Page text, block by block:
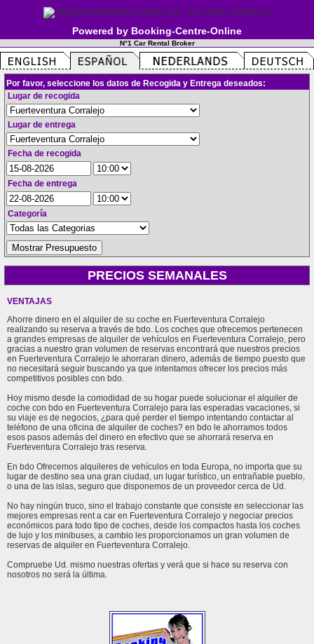
Powered by Booking-Centre-Online
N°1 Car Rental Broker
Por favor, seleccione los datos de Recogida y Entrega deseados:
Lugar de recogida
Lugar de entrega
Fecha de recogida
Fecha de entrega
Categoría
PRECIOS SEMANALES
VENTAJAS
Ahorre dinero en el alquiler de su coche en Fuerteventura Corralejo
realizando su reserva a través de bdo. Los coches que ofrecemos pertenecen
a grandes empresas de alquiler de vehículos en Fuerteventura Corralejo, pero
gracias a nuestro gran volumen de reservas encontrará que nuestros precios
en Fuerteventura Corralejo le ahorraran dinero, además de tiempo puesto que
no necesitará seguir buscando ya que intentamos ofrecer los precios más
competitivos posibles con bdo.
Hoy mismo desde la comodidad de su hogar puede solucionar el alquiler de
coche con bdo en Fuerteventura Corralejo para las esperadas vacaciones, si
su viaje es de negocios, ¿para qué perder el tiempo intentando contactar al
teléfono de una oficina de alquiler de coches? en bdo le ahorramos todos
esos pasos además del dinero en efectivo que se ahorrará reserva en
Fuerteventura Corralejo tras reserva.
En bdo Ofrecemos alquileres de vehículos en toda Europa, no importa que su
lugar de destino sea una gran ciudad, un lugar turístico, un entrañable pueblo,
o una de las islas, seguro que disponemos de un proveedor cerca de Ud.
No hay ningún truco, sino el trabajo constante que consiste en seleccionar las
mejores empresas rent a car en Fuerteventura Corralejo y negociar precios
económicos para todo tipo de coches, desde los compactos hasta los coches
de lujo y los minibuses, a cambio les proporcionamos un gran volumen de
reservas de alquiler en Fuerteventura Corralejo.
Compruebe Ud. mismo nuestras ofertas y verá que si hace su reserva con
nosotros no será la última.